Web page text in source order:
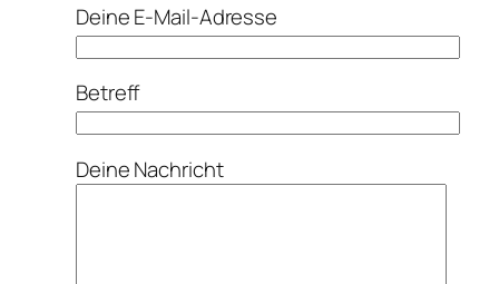
Deine E-Mail-Adresse
Betreff
Deine Nachricht